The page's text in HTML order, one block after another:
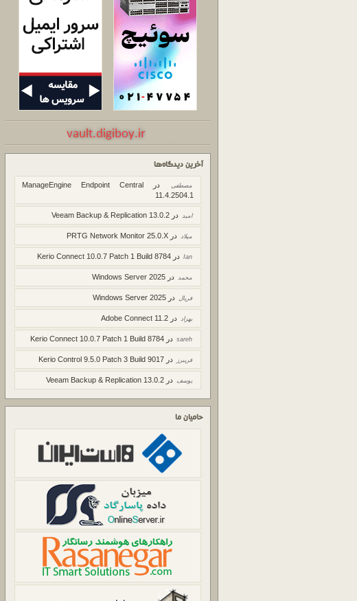
آخرین دیدگاه‌ها
مصطفی در ManageEngine Endpoint Central
11.4.2504.1
امید در Veeam Backup & Replication 13.0.2
میلاد در PRTG Network Monitor 25.0.X
Ian در Kerio Connect 10.0.7 Patch 1 Build 8784
محمد در Windows Server 2025
فریال در Windows Server 2025
بهزاد در Adobe Connect 11.2
sareh در Kerio Connect 10.0.7 Patch 1 Build 8784
فریبرز در Kerio Control 9.5.0 Patch 3 Build 9017
یوسف در Veeam Backup & Replication 13.0.2
حامیان ما